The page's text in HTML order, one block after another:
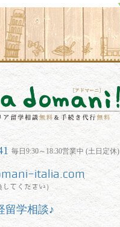
毎日9:30～18:30営業中 (土日定休)
italia.com
てください）
留学相談♪